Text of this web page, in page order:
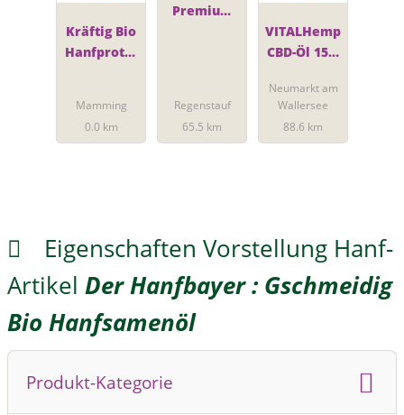
Kräftig Bio
Hanfprotei
Mamming
0.0 km
Premium
Regenstauf
65.5 km
VITALHemp
CBD-Öl 15%
Extrakt in
Bio-
Hanfsamen
Neumarkt am
Wallersee
88.6 km
Eigenschaften Vorstellung Hanf-
Artikel Der Hanfbayer : Gschmeidig
Bio Hanfsamenöl
Produkt-Kategorie